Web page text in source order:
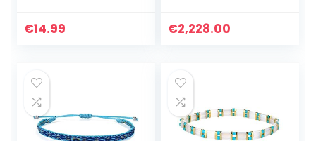
La Main Pour
€14.99
Wristband
€2,228.00